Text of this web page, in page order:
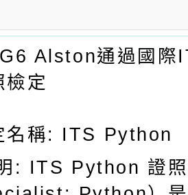
Alston通過國
檢定
名稱: ITS Python
: ITS Python 證